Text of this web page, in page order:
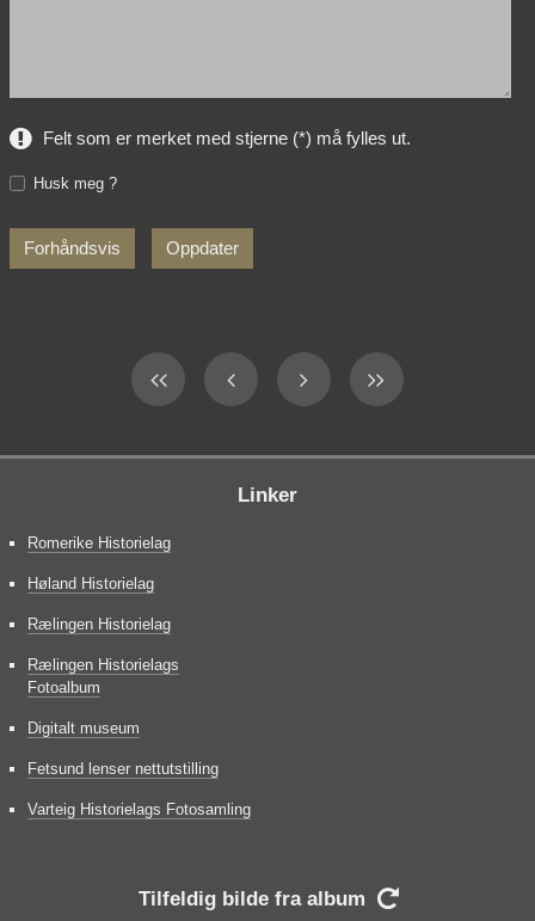
Felt som er merket med stjerne (*) må fylles ut.
Husk meg ?
Linker
Romerike Historielag
Høland Historielag
Rælingen Historielag
Rælingen Historielags
Fotoalbum
Digitalt museum
Fetsund lenser nettutstilling
Varteig Historielags Fotosamling
Tilfeldig bilde fra album 